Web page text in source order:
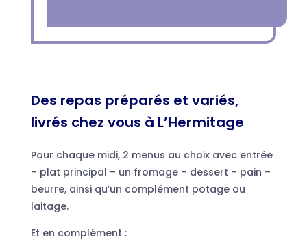
Des repas préparés et variés,
livrés chez vous à L’Hermitage
Pour chaque midi, 2 menus au choix avec entrée
– plat principal – un fromage – dessert – pain –
beurre, ainsi qu’un complément potage ou
laitage.
Et en complément :